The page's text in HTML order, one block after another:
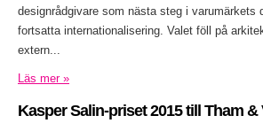
designrådgivare som nästa steg i varumärkets
fortsatta internationalisering. Valet föll på
extern...
Läs mer »
Kasper Salin-priset 2015 till Tham &